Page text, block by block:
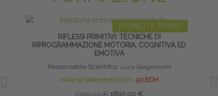
PRENOTA PRIMA
RIFLESSI PRIMITIVI: TECNICHE DI
RIPROGRAMMAZIONE MOTORIA, COGNITIVA ED
EMOTIVA
Responsabile Scientifico: Luca Sangiovanni
inizio 19 settembre 2026 ∙ 50 ECM
2100,00 € 1890,00 €